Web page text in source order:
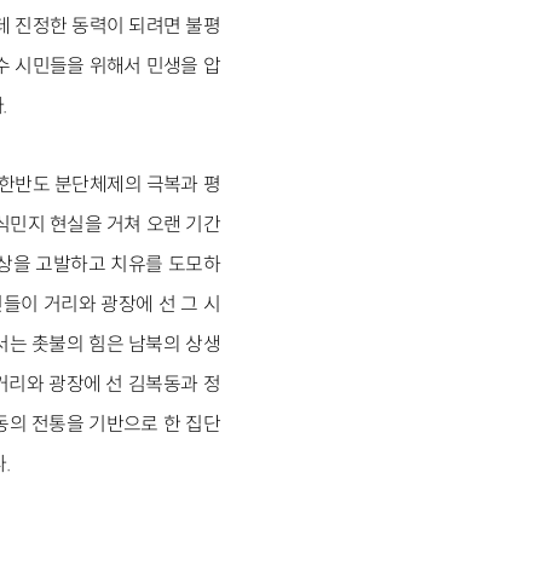
진정한 동력이 되려면 불평
시민들을 위해서 민생을 압
반도 분단체제의 극복과 평
민지 현실을 거쳐 오랜 기간
을 고발하고 치유를 도모하
이 거리와 광장에 선 그 시
촛불의 힘은 남북의 상생
와 광장에 선 김복동과 정
의 전통을 기반으로 한 집단
.